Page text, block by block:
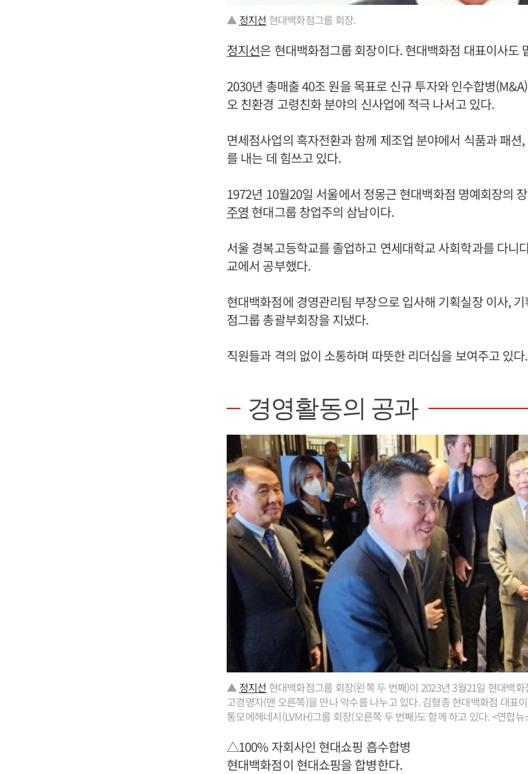
▲ 정지선 현대백화점그룹 회장.
정지선은 현대백화점그룹 회장이다. 현대백화점 대표이사도
2030년 총매출 40조 원을 목표로 신규 투자와 인수합병
오 친환경 고령친화 분야의 신사업에 적극 나서고 있다.
면세점사업의 흑자전환과 함께 제조업 분야에서 식품과 패
를 내는 데 힘쓰고 있다.
1972년 10월20일 서울에서 정몽근 현대백화점 명예회장의
주영 현대그룹 창업주의 삼남이다.
서울 경복고등학교를 졸업하고 연세대학교 사회학과를 다니
교에서 공부했다.
현대백화점에 경영관리팀 부장으로 입사해 기획실장 이사,
점그룹 총괄부회장을 지냈다.
직원들과 격의 없이 소통하며 따뜻한 리더십을 보여주고 있다.
경영활동의 공과
▲ 정지선 현대백화점그룹 회장(왼쪽 두 번째)이 2023년 3월21일 현대백
고경영자(맨 오른쪽)을 만나 악수를 나누고 있다. 김형종 현대백화점 대표
통모에헤네시(LVMH)그룹 회장(오른쪽 두 번째)도 함께 하고 있다. <연합뉴
△100% 자회사인 현대쇼핑 흡수합병
현대백화점이 현대쇼핑을 합병한다.